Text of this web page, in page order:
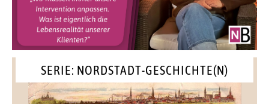
SERIE: NORDSTADT-GESCHICHTE(N)